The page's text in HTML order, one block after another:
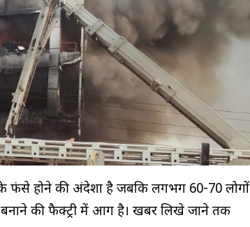
फंसे होने की अंदेशा है जबकि लगभग 60-70 लोगों
बनाने की फैक्ट्री में आग है। खबर लिखे जाने तक